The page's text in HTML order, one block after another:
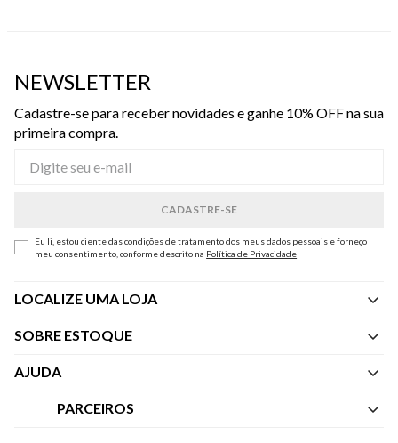
NEWSLETTER
Cadastre-se para receber novidades e ganhe 10% OFF na sua
primeira compra.
Eu li, estou ciente das condições de tratamento dos meus dados pessoais e forneço
meu consentimento, conforme descrito na Política de Privacidade
LOCALIZE UMA LOJA
SOBRE ESTOQUE
Quem Somos
AJUDA
Central de Atendimento
PARCEIROS